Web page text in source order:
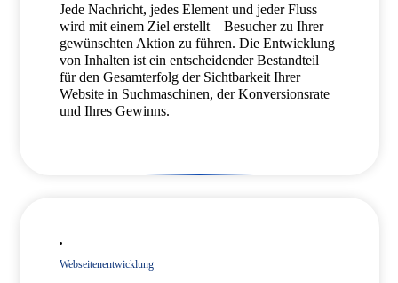
Jede Nachricht, jedes Element und jeder Fluss
wird mit einem Ziel erstellt – Besucher zu Ihrer
gewünschten Aktion zu führen. Die Entwicklung
von Inhalten ist ein entscheidender Bestandteil
für den Gesamterfolg der Sichtbarkeit Ihrer
Website in Suchmaschinen, der Konversionsrate
und Ihres Gewinns.
Webseitenentwicklung